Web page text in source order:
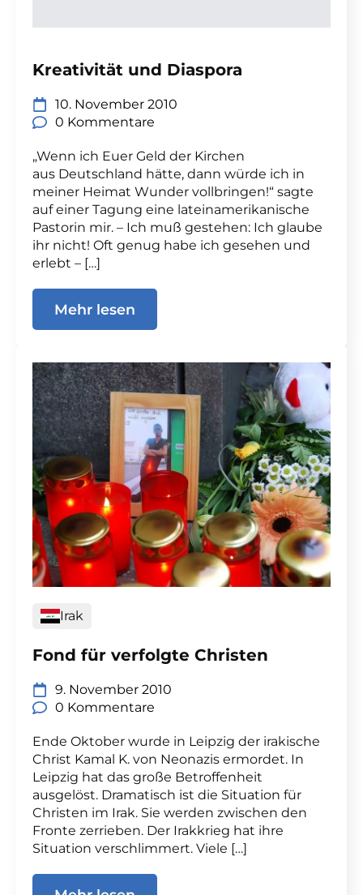
Kreativität und Diaspora
10. November 2010
0 Kommentare
„Wenn ich Euer Geld der Kirchen
aus Deutschland hätte, dann würde ich in
meiner Heimat Wunder vollbringen!“ sagte
auf einer Tagung eine lateinamerikanische
Pastorin mir. – Ich muß gestehen: Ich glaube
ihr nicht! Oft genug habe ich gesehen und
erlebt – […]
Mehr lesen
Irak
Fond für verfolgte Christen
9. November 2010
0 Kommentare
Ende Oktober wurde in Leipzig der irakische
Christ Kamal K. von Neonazis ermordet. In
Leipzig hat das große Betroffenheit
ausgelöst. Dramatisch ist die Situation für
Christen im Irak. Sie werden zwischen den
Fronte zerrieben. Der Irakkrieg hat ihre
Situation verschlimmert. Viele […]